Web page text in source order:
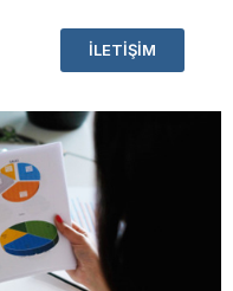
İLETİŞİM